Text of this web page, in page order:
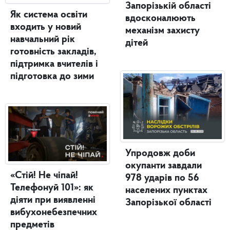
Як система освіти
входить у новий
навчальний рік
готовність закладів,
підтримка вчителів і
підготовка до зими
«Стій! Не чіпай!
Телефонуй 101»: як
діяти при виявленні
вибухонебезпечних
предметів
Запорізькій області
вдосконалюють
механізм захисту
дітей
Упродовж доби
окупанти завдали
978 ударів по 56
населених пунктах
Запорізької області